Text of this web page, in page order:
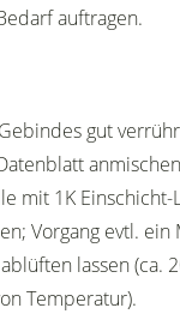
auftragen.
gut
anmischen
mit 1K Einschicht-
Vorgang evtl.
lassen (ca.
Temperatur).